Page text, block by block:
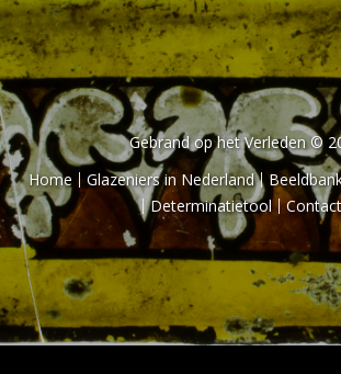
Gebrand op het Verleden ©
Home
Glazeniers in Nederland
Determinatietool
Contact